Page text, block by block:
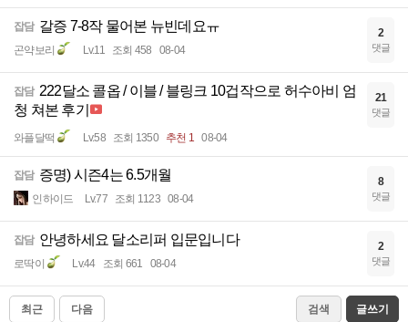
잡담 갈증 7-8작 물어본 뉴빈데요ㅠ
곤약보리 Lv.11 조회 458 08-04
2
댓글
잡담 222달소 콜옵 / 이블 / 블링크 10겁작으로 허수아비 엄
청 쳐본 후기
와플달떡 Lv.58 조회 1350 추천 1 08-04
21
댓글
잡담 증명) 시즌4는 6.5개월
인하이드 Lv.77 조회 1123 08-04
8
댓글
잡담 안녕하세요 달소리퍼 입문입니다
로딱이 Lv.44 조회 661 08-04
2
댓글
최근 다음 검색 글쓰기